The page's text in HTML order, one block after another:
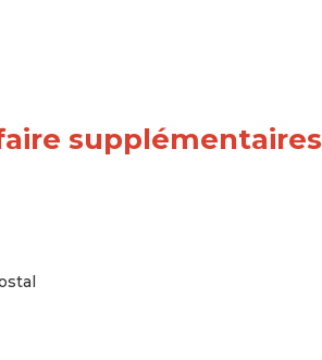
supplémentaires